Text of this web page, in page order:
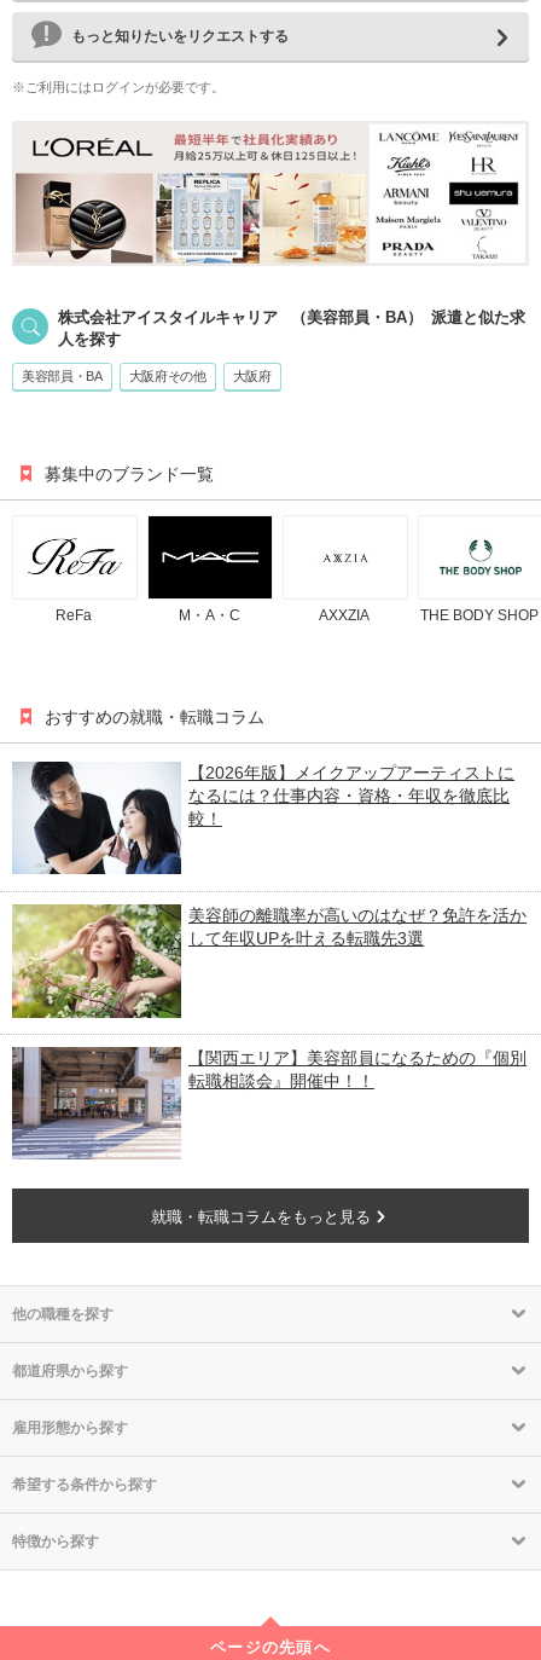
もっと知りたいをリクエストする
※ご利用にはログインが必要です。
株式会社アイスタイルキャリア （美容部員・BA） 派遣と似た求
人を探す
美容部員・BA 大阪府その他 大阪府
募集中のブランド一覧
ReFa M・A・C AXXZIA THE BODY SHOP
おすすめの就職・転職コラム
【2026年版】メイクアップアーティストに
なるには？仕事内容・資格・年収を徹底比
較！
美容師の離職率が高いのはなぜ？免許を活か
して年収UPを叶える転職先3選
【関西エリア】美容部員になるための『個別
転職相談会』開催中！！
就職・転職コラムをもっと見る
他の職種を探す
都道府県から探す
雇用形態から探す
希望する条件から探す
特徴から探す
ページの先頭へ